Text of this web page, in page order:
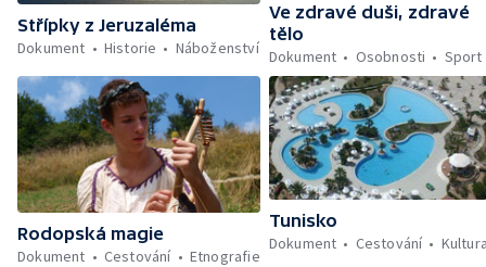
Střípky z Jeruzaléma
Dokument
Historie Náboženství
Ve zdravé duši, zdravé
tělo
Dokument
Osobnosti Sport
Rodopská magie
Dokument
Cestování Etnografie
Tunisko
Dokument
Cestování